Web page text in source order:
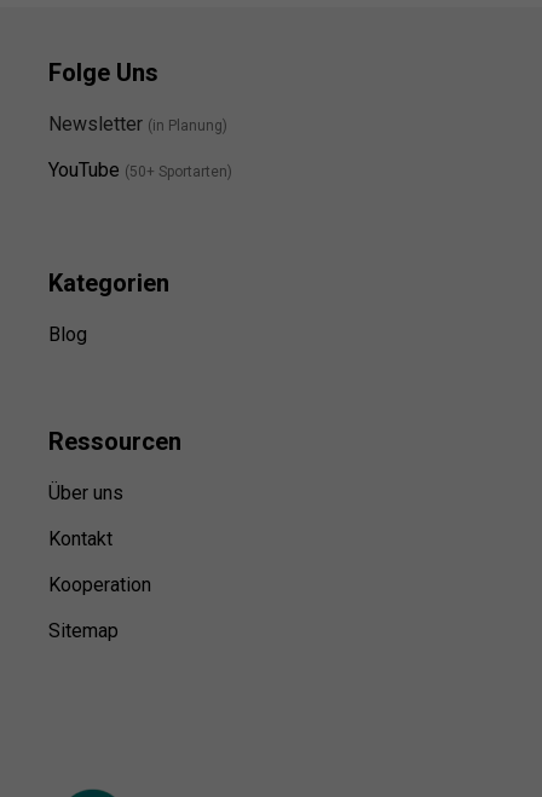
Folge Uns
Newsletter (in Planung)
YouTube (50+ Sportarten)
Kategorien
Blog
Ressourcen
Über uns
Kontakt
Kooperation
Sitemap